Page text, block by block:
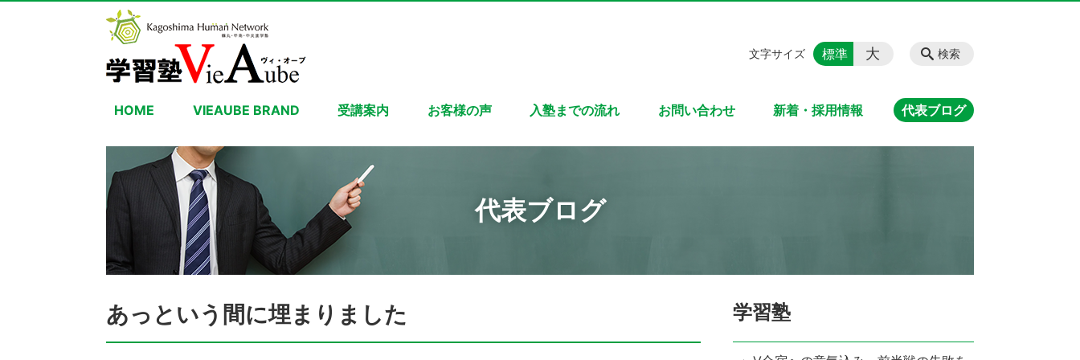
HOME VIEAUBE BRAND 受講案内 お客様の声 入塾までの流れ お問い合わせ 新着・採用情報 代表ブログ
検索
文字サイズ 標準 大
代表ブログ
あっという間に埋まりました 学習塾